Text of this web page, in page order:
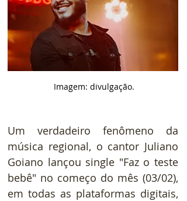
Imagem: divulgação.
Um verdadeiro fenômeno da
música regional, o cantor Juliano
Goiano lançou single "Faz o teste
bebê" no começo do mês (03/02),
em todas as plataformas digitais,